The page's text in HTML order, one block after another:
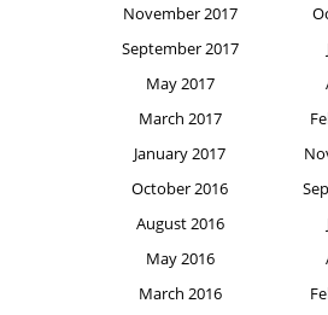
November 2017
September 2017
May 2017
March 2017
January 2017
October 2016
August 2016
May 2016
March 2016